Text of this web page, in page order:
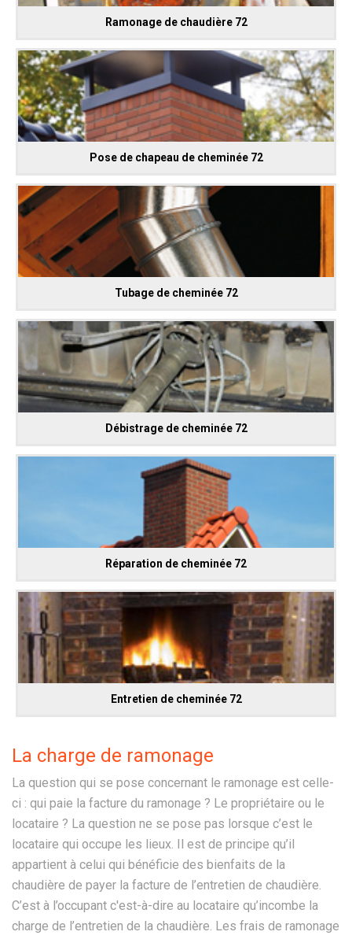
Ramonage de chaudière 72
Pose de chapeau de cheminée 72
Tubage de cheminée 72
Débistrage de cheminée 72
Réparation de cheminée 72
Entretien de cheminée 72
La charge de ramonage
La question qui se pose concernant le ramonage est celle-
ci : qui paie la facture du ramonage ? Le propriétaire ou le
locataire ? La question ne se pose pas lorsque c’est le
locataire qui occupe les lieux. Il est de principe qu’il
appartient à celui qui bénéficie des bienfaits de la
chaudière de payer la facture de l’entretien de chaudière.
C’est à l’occupant c'est-à-dire au locataire qu’incombe la
charge de l’entretien de la chaudière. Les frais de ramonage